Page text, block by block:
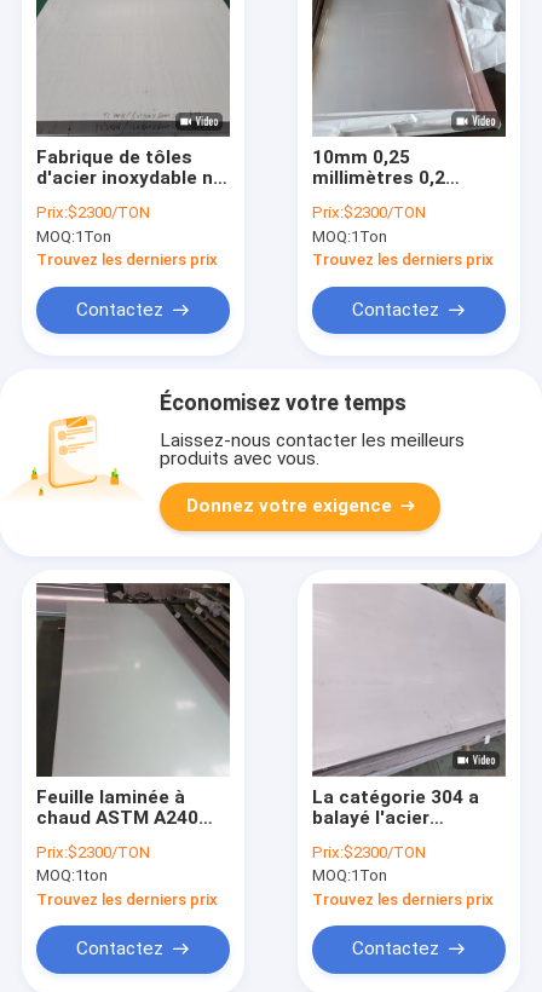
Fabrique de tôles
d'acier inoxydable n°
mm d'épaisseur
Astm 310 304 316
Prix:$2300/TON
MOQ:1Ton
Trouvez les derniers prix
Contactez
10mm 0,25
millimètres 0,2
épais solides
solubles 304 2b de
feuillard d'acier
millimètres finissent
AISI 316
Prix:$2300/TON
MOQ:1Ton
Trouvez les derniers prix
Contactez
Économisez votre temps
Laissez-nous contacter les meilleurs
produits avec vous.
Donnez votre exigence
Feuille laminée à
chaud ASTM A240
inoxydable 304 202
316
Prix:$2300/TON
MOQ:1ton
Trouvez les derniers prix
Contactez
La catégorie 304 a
balayé l'acier
la feuille perforée de
0,9 millimètres
solides solubles 304
pleine dur
Prix:$2300/TON
MOQ:1Ton
Trouvez les derniers prix
Contactez